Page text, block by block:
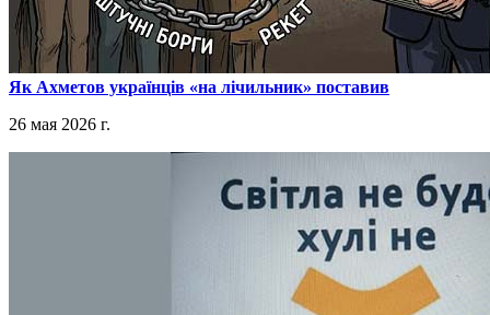
​Як Ахметов українців «на лічильник» поставив
26 мая 2026 г.